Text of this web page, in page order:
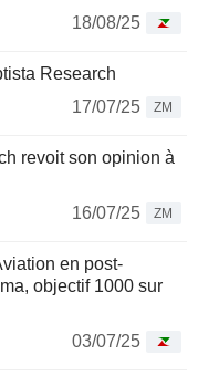
18/08/25
Research
17/07/25
ZM
revoit son opinion à
16/07/25
ZM
en post-
objectif 1000 sur
03/07/25